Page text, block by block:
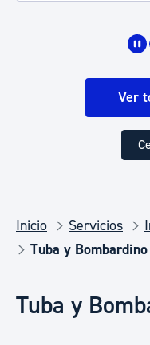
Ver
Inicio Servicios
Tuba y Bombardino
Tuba y